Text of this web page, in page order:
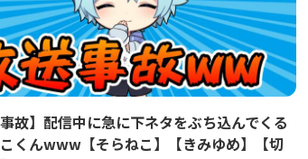
事故】配信中に急に下ネタをぶち込んでくる
くんwww【そらねこ】【きみゆめ】【切